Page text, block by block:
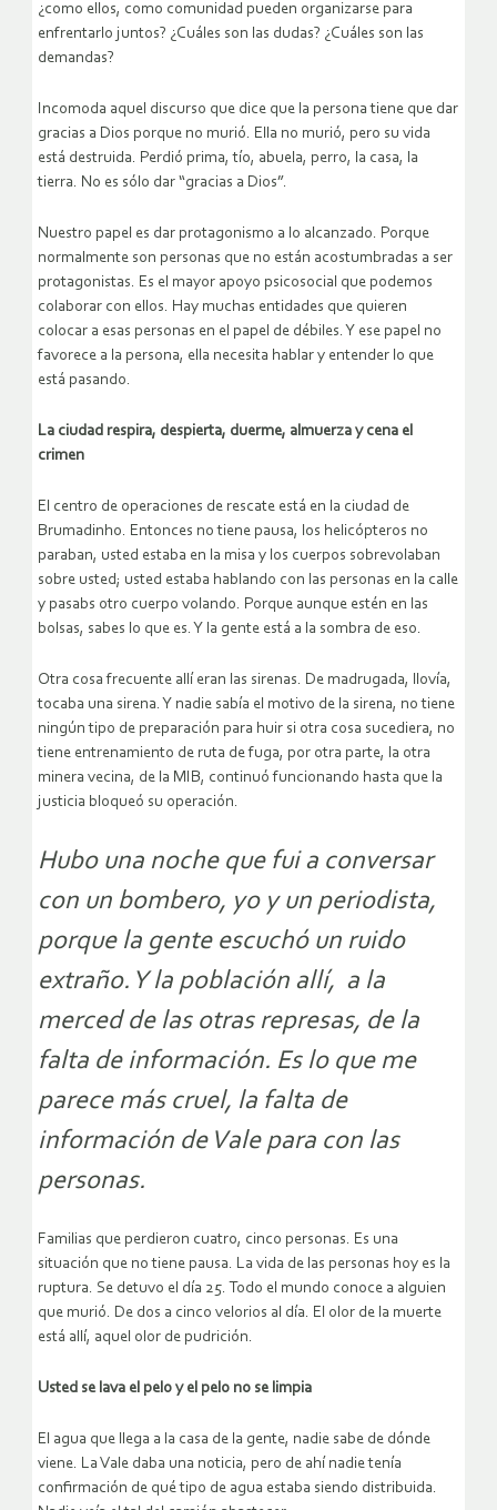
¿como ellos, como comunidad pueden organizarse para
enfrentarlo juntos? ¿Cuáles son las dudas? ¿Cuáles son las
demandas?
Incomoda aquel discurso que dice que la persona tiene que dar
gracias a Dios porque no murió. Ella no murió, pero su vida
está destruida. Perdió prima, tío, abuela, perro, la casa, la
tierra. No es sólo dar “gracias a Dios”.
Nuestro papel es dar protagonismo a lo alcanzado. Porque
normalmente son personas que no están acostumbradas a ser
protagonistas. Es el mayor apoyo psicosocial que podemos
colaborar con ellos. Hay muchas entidades que quieren
colocar a esas personas en el papel de débiles. Y ese papel no
favorece a la persona, ella necesita hablar y entender lo que
está pasando.
La ciudad respira, despierta, duerme, almuerza y cena el
crimen
El centro de operaciones de rescate está en la ciudad de
Brumadinho. Entonces no tiene pausa, los helicópteros no
paraban, usted estaba en la misa y los cuerpos sobrevolaban
sobre usted; usted estaba hablando con las personas en la calle
y pasabs otro cuerpo volando. Porque aunque estén en las
bolsas, sabes lo que es. Y la gente está a la sombra de eso.
Otra cosa frecuente allí eran las sirenas. De madrugada, llovía,
tocaba una sirena. Y nadie sabía el motivo de la sirena, no tiene
ningún tipo de preparación para huir si otra cosa sucediera, no
tiene entrenamiento de ruta de fuga, por otra parte, la otra
minera vecina, de la MIB, continuó funcionando hasta que la
justicia bloqueó su operación.
Hubo una noche que fui a conversar
con un bombero, yo y un periodista,
porque la gente escuchó un ruido
extraño. Y la población allí, a la
merced de las otras represas, de la
falta de información. Es lo que me
parece más cruel, la falta de
información de Vale para con las
personas.
Familias que perdieron cuatro, cinco personas. Es una
situación que no tiene pausa. La vida de las personas hoy es la
ruptura. Se detuvo el día 25. Todo el mundo conoce a alguien
que murió. De dos a cinco velorios al día. El olor de la muerte
está allí, aquel olor de pudrición.
Usted se lava el pelo y el pelo no se limpia
El agua que llega a la casa de la gente, nadie sabe de dónde
viene. La Vale daba una noticia, pero de ahí nadie tenía
confirmación de qué tipo de agua estaba siendo distribuida.